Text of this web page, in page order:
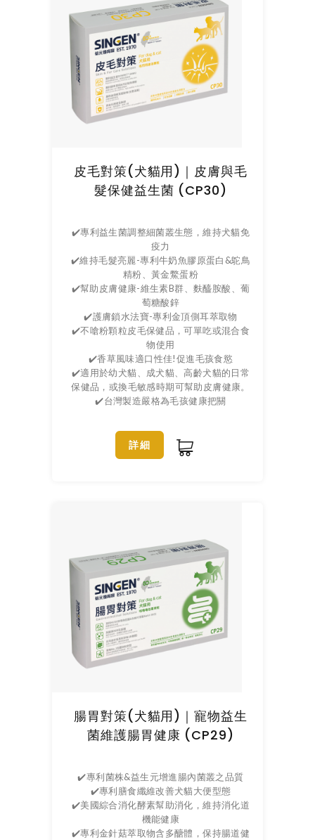
皮毛對策(犬貓用)｜皮膚與毛
髮保健益生菌 (CP30)
✔️專利益生菌調整細菌叢生態，維持犬貓免
疫力
✔️維持毛髮亮麗-專利牛奶魚膠原蛋白&鴕鳥
精粉、黃金鱉蛋粉
✔️幫助皮膚健康-維生素B群、麩醯胺酸、葡
萄糖酸鋅
✔️護膚鎖水法寶-專利金頂側耳萃取物
✔️不嗆粉顆粒皮毛保健品，可單吃或混合食
物使用
✔️香草風味適口性佳!促進毛孩食慾
✔️適用於幼犬貓、成犬貓、高齡犬貓的日常
保健品，或換毛敏感時期可幫助皮膚健康。
✔️台灣製造嚴格為毛孩健康把關
詳細
腸胃對策(犬貓用)｜寵物益生
菌維護腸胃健康 (CP29)
✔️專利菌株&益生元增進腸內菌叢之品質
✔️專利膳食纖維改善犬貓大便型態
✔️美國綜合消化酵素幫助消化，維持消化道
機能健康
✔️專利金針菇萃取物含多醣體，保持腸道健